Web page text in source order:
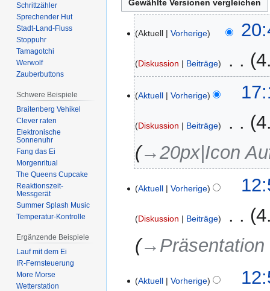
Oktober
2021
Aktuell Vorherige
Diskussion Beiträge
e
n
B
e
r
e
t
u
g
Juni
2018
Aktuell Vorherige
Diskussion Beiträge
→‎20px|Icon
Aktuell Vorherige
Diskussion Beiträge
→‎Präsentation
Aktuell Vorherige
Schrittzähler
Sprechender Hut
Stadt-Land-Fluss
Stoppuhr
Tamagotchi
Werwolf
Zauberbuttons
Schwere Beispiele
Braitenberg Vehikel
Clever raten
Elektronische
Sonnenuhr
Fang das Ei
Morgenritual
The Queens Cupcake
Reaktionszeit-
Messgerät
Summer Splash Music
Temperatur-Kontrolle
Ergänzende Beispiele
Lauf mit dem Ei
IR-Fernsteuerung
More Morse
Wetterstation